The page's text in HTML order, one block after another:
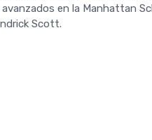
en la Manhattan
Scott.